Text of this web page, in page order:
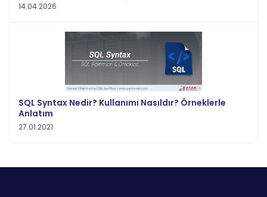
14.04.2026
SQL Syntax Nedir? Kullanımı Nasıldır? Örneklerle
Anlatım
27.01.2021